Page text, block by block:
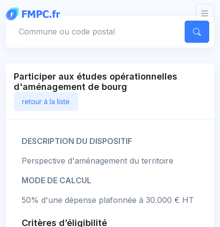
Participer aux études opérationnelles
d'aménagement de bourg
retour à la liste
DESCRIPTION DU DISPOSITIF
Perspective d'aménagement du territoire
MODE DE CALCUL
50% d'une dépense plafonnée à 30.000 € HT
Critères d’éligibilité
Panneau de gestion des cookies